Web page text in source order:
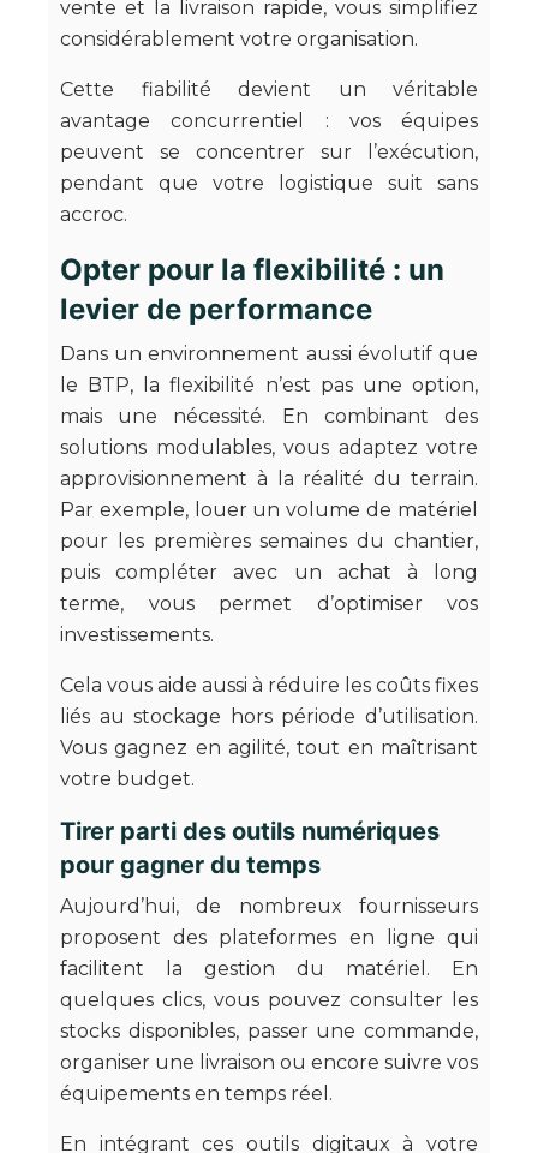
vente et la livraison rapide, vous simplifiez
considérablement votre organisation.
Cette fiabilité devient un véritable
avantage concurrentiel : vos équipes
peuvent se concentrer sur l’exécution,
pendant que votre logistique suit sans
accroc.
Opter pour la flexibilité : un
levier de performance
Dans un environnement aussi évolutif que
le BTP, la flexibilité n’est pas une option,
mais une nécessité. En combinant des
solutions modulables, vous adaptez votre
approvisionnement à la réalité du terrain.
Par exemple, louer un volume de matériel
pour les premières semaines du chantier,
puis compléter avec un achat à long
terme, vous permet d’optimiser vos
investissements.
Cela vous aide aussi à réduire les coûts fixes
liés au stockage hors période d’utilisation.
Vous gagnez en agilité, tout en maîtrisant
votre budget.
Tirer parti des outils numériques
pour gagner du temps
Aujourd’hui, de nombreux fournisseurs
proposent des plateformes en ligne qui
facilitent la gestion du matériel. En
quelques clics, vous pouvez consulter les
stocks disponibles, passer une commande,
organiser une livraison ou encore suivre vos
équipements en temps réel.
En intégrant ces outils digitaux à votre